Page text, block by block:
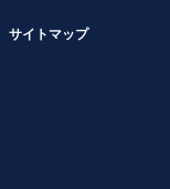
サイトマップ